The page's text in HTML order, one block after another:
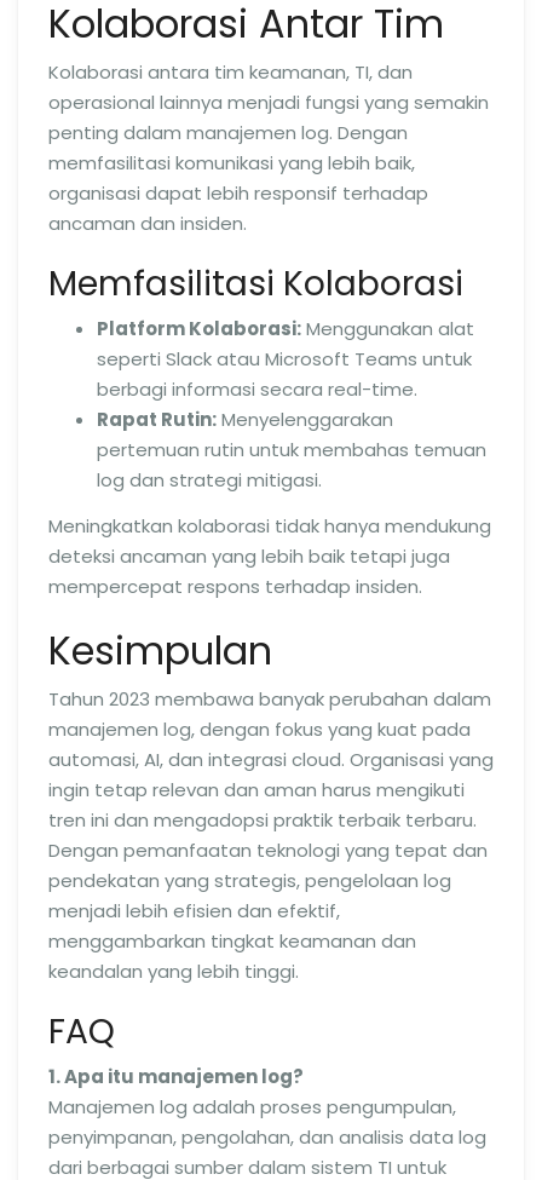
Kolaborasi Antar Tim
Kolaborasi antara tim keamanan, TI, dan
operasional lainnya menjadi fungsi yang semakin
penting dalam manajemen log. Dengan
memfasilitasi komunikasi yang lebih baik,
organisasi dapat lebih responsif terhadap
ancaman dan insiden.
Memfasilitasi Kolaborasi
Platform Kolaborasi:Menggunakan alat
seperti Slack atau Microsoft Teams untuk
berbagi informasi secara real-time.
Rapat Rutin:Menyelenggarakan
pertemuan rutin untuk membahas temuan
log dan strategi mitigasi.
Meningkatkan kolaborasi tidak hanya mendukung
deteksi ancaman yang lebih baik tetapi juga
mempercepat respons terhadap insiden.
Kesimpulan
Tahun 2023 membawa banyak perubahan dalam
manajemen log, dengan fokus yang kuat pada
automasi, AI, dan integrasi cloud. Organisasi yang
ingin tetap relevan dan aman harus mengikuti
tren ini dan mengadopsi praktik terbaik terbaru.
Dengan pemanfaatan teknologi yang tepat dan
pendekatan yang strategis, pengelolaan log
menjadi lebih efisien dan efektif,
menggambarkan tingkat keamanan dan
keandalan yang lebih tinggi.
FAQ
1. Apa itu manajemen log?
Manajemen log adalah proses pengumpulan,
penyimpanan, pengolahan, dan analisis data log
dari berbagai sumber dalam sistem TI untuk